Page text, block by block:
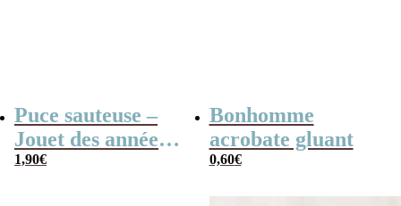
Puce sauteuse –
Jouet des années
80
1,90€
Bonhomme
acrobate gluant
0,60€